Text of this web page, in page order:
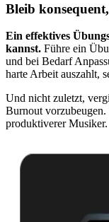
Bleib
Ein effektives
kannst. Führe ein
und bei Bedarf
harte Arbeit auszahlt,
Und nicht zuletzt,
Burnout
produktiverer Musiker.